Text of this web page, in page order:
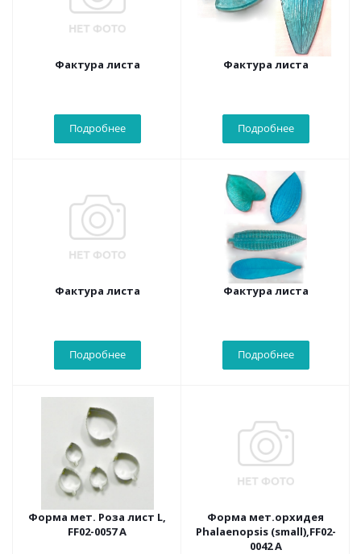
Фактура листа
Подробнее
Фактура листа
Подробнее
Фактура листа
Подробнее
Фактура листа
Подробнее
Форма мет. Роза лист L,
FF02-0057 А
Форма мет.орхидея
Phalaenopsis (small),FF02-
0042 А